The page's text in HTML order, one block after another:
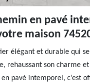
en pavé
maison
élégant et durable qui
rehaussant son charme
pavé intemporel, c’est